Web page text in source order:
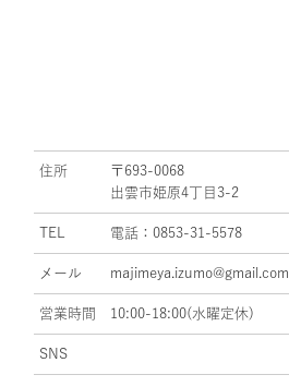
住所
〒693-0068
出雲市姫原4丁目3-2
TEL 電話：0853-31-5578
メール majimeya.izumo@gmail.com
営業時間 10:00-18:00(水曜定休)
SNS